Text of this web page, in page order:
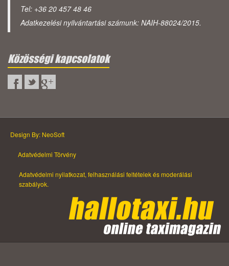
Tel: +36 20 457 48 46
Adatkezelési nyilvántartási számunk: NAIH-88024/2015.
Közösségi kapcsolatok
Design By: NeoSoft
Adatvédelmi Törvény
Adatvédelmi nyilatkozat, felhasználási feltételek és moderálási
szabályok.